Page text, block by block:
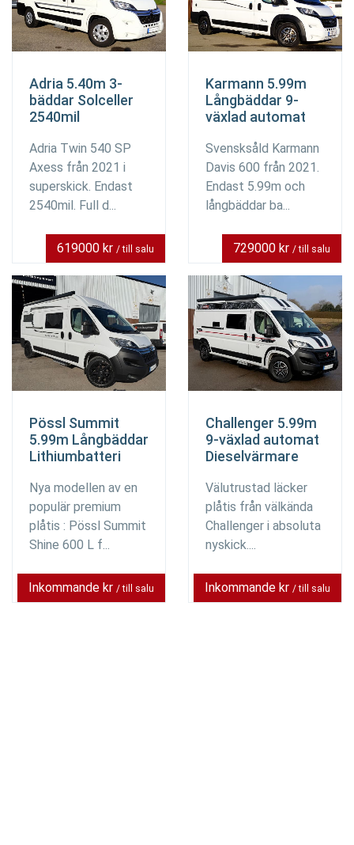
Adria 5.40m 3-
bäddar Solceller
2540mil
Adria Twin 540 SP
Axess från 2021 i
superskick. Endast
2540mil. Full d...
619000 kr / till salu
Karmann 5.99m
Långbäddar 9-
växlad automat
Svensksåld Karmann
Davis 600 från 2021.
Endast 5.99m och
långbäddar ba...
729000 kr / till salu
Pössl Summit
5.99m Långbäddar
Lithiumbatteri
Nya modellen av en
populär premium
plåtis : Pössl Summit
Shine 600 L f...
Inkommande kr / till salu
Challenger 5.99m
9-växlad automat
Dieselvärmare
Välutrustad läcker
plåtis från välkända
Challenger i absoluta
nyskick....
Inkommande kr / till salu